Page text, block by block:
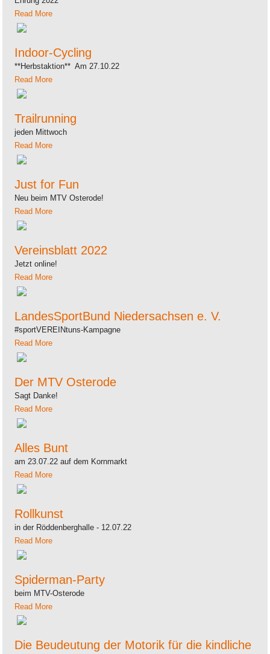
Read More
Indoor-Cycling
**Herbstaktion** Am 27.10.22
Read More
Trailrunning
jeden Mittwoch
Read More
Just for Fun
Neu beim MTV Osterode!
Read More
Vereinsblatt 2022
Jetzt online!
Read More
LandesSportBund Niedersachsen e. V.
#sportVEREINtuns-Kampagne
Read More
Der MTV Osterode
Sagt Danke!
Read More
Alles Bunt
am 23.07.22 auf dem Kornmarkt
Read More
Rollkunst
in der Röddenberghalle - 12.07.22
Read More
Spiderman-Party
beim MTV-Osterode
Read More
Die Beudeutung der Motorik für die kindliche